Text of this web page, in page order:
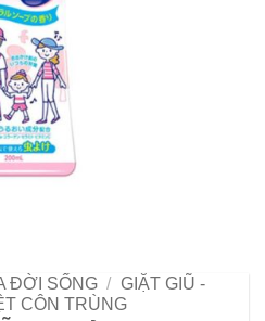
ĐỜI SỐNG / GIẶT GIŨ -
CÔN TRÙNG